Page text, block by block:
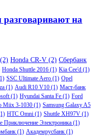
на
(2) Honda CR-V (2) Сбербанк
Honda Shuttle 2016 (1) Kia Cee'd (1)
SSC Ultimate Aero (1) Opel
(1) Audi R10 V10 (1) Маст-банк
(1) Hyundai Santa Fe (1) Ford
Miix 3-1030 (1) Samsung Galaxy A5
HTC Omni (1) Shuttle XH97V (1)
Приключение Электроника (1)
(1) Академрусбанк (1)